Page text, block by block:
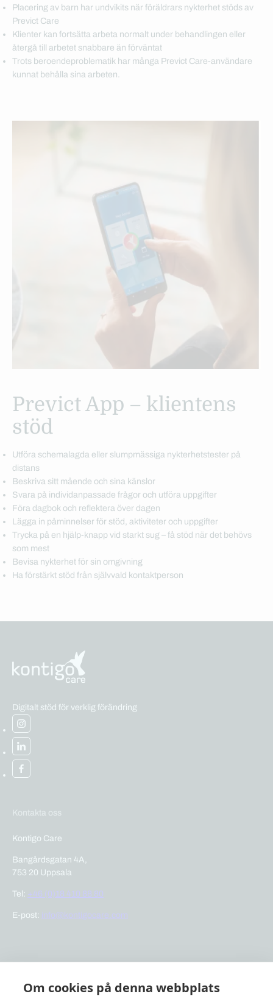
Om cookies på denna webbplats
Placering av barn har undvikits när föräldrars nykterhet stöds av
Previct Care
Klienter kan fortsätta arbeta normalt under behandlingen eller
återgå till arbetet snabbare än förväntat
Trots beroendeproblematik har många Previct Care-användare
kunnat behålla sina arbeten.
Previct App – klientens
stöd
Utföra schemalagda eller slumpmässiga nykterhetstester på
distans
Beskriva sitt mående och sina känslor
Svara på individanpassade frågor och utföra uppgifter
Föra dagbok och reflektera över dagen
Lägga in påminnelser för stöd, aktiviteter och uppgifter
Trycka på en hjälp-knapp vid starkt sug – få stöd när det behövs
som mest
Bevisa nykterhet för sin omgivning
Ha förstärkt stöd från självvald kontaktperson
Digitalt stöd för verklig förändring
Kontakta oss
Kontigo Care
Bangårdsgatan 4A,
753 20 Uppsala
Tel: +46 (0)18 410 88 80
E-post: info@kontigocare.com
Snabblänkar
Previct Care